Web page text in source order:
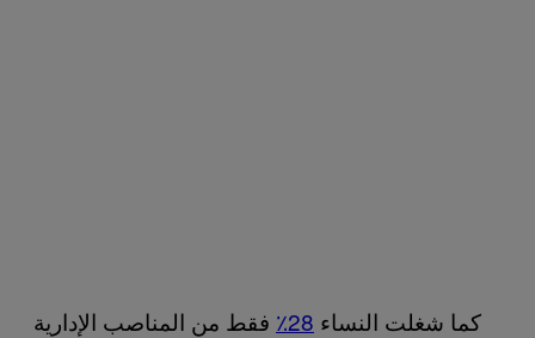
كما شغلت النساء 28٪
فقط من المناصب الإدارية